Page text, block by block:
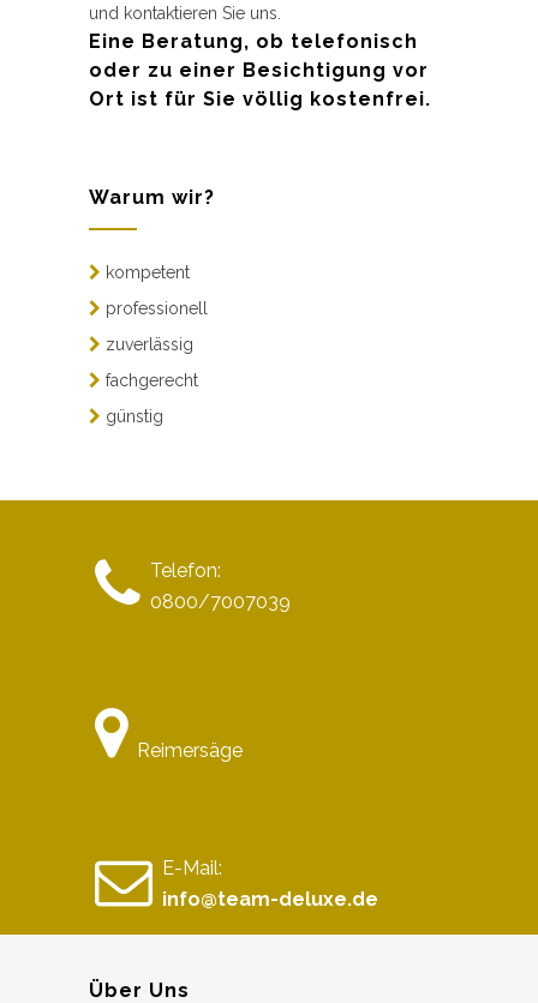
und kontaktieren Sie uns.
Eine Beratung, ob telefonisch
oder zu einer Besichtigung vor
Ort ist für Sie völlig kostenfrei.
Warum wir?
kompetent
professionell
zuverlässig
fachgerecht
günstig
Telefon:
0800/7007039
Reimersäge
E-Mail:
info@team-deluxe.de
Über Uns